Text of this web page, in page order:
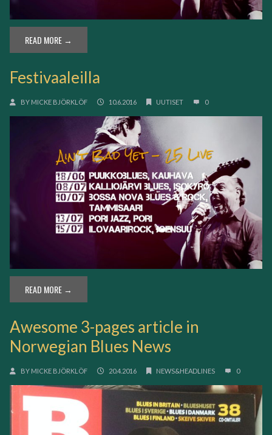
READ MORE →
Festivaaleilla
BY MICKE BJÖRKLÖF 10.6.2016 UUTISET 0
READ MORE →
Awesome 3-pages article in
Norwegian Blues News
BY MICKE BJÖRKLÖF 20.4.2016 NEWS&HEADLINES 0